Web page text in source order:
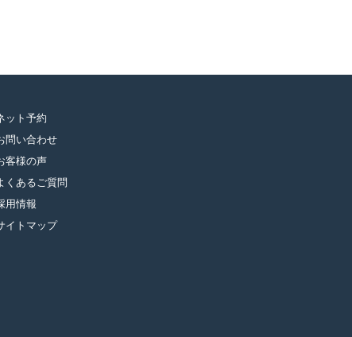
ット予約
問い合わせ
客様の声
くあるご質問
用情報
イトマップ